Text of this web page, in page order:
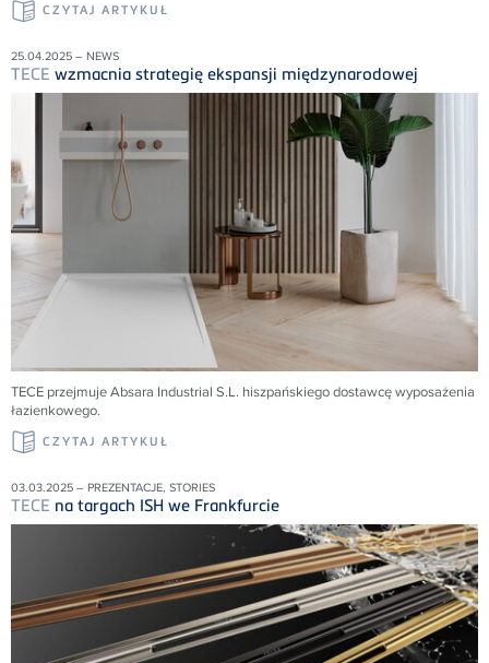
CZYTAJ ARTYKUŁ
25.04.2025 – NEWS
TECE wzmacnia strategię ekspansji międzynarodowej
TECE przejmuje Absara Industrial S.L. hiszpańskiego dostawcę wyposażenia
łazienkowego.
CZYTAJ ARTYKUŁ
03.03.2025 – PREZENTACJE, STORIES
TECE na targach ISH we Frankfurcie